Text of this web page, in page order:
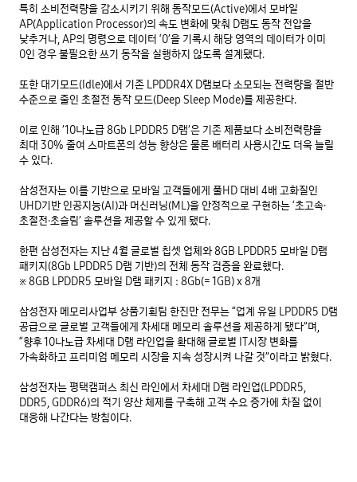
특히 소비전력량을 감소시키기 위해 동작모드(Active)에서 모바일
AP(Application Processor)의 속도 변화에 맞춰 D램도 동작 전압을
낮추거나, AP의 명령으로 데이터 ‘0’을 기록시 해당 영역의 데이터가 이미
0인 경우 불필요한 쓰기 동작을 실행하지 않도록 설계됐다.
또한 대기모드(Idle)에서 기존 LPDDR4X D램보다 소모되는 전력량을 절반
수준으로 줄인 초절전 동작 모드(Deep Sleep Mode)를 제공한다.
이로 인해 ’10나노급 8Gb LPDDR5 D램’은 기존 제품보다 소비전력량을
최대 30% 줄여 스마트폰의 성능 향상은 물론 배터리 사용시간도 더욱 늘릴
수 있다.
삼성전자는 이를 기반으로 모바일 고객들에게 풀HD 대비 4배 고화질인
UHD기반 인공지능(AI)과 머신러닝(ML)을 안정적으로 구현하는 ‘초고속·
초절전·초슬림’ 솔루션을 제공할 수 있게 됐다.
한편 삼성전자는 지난 4월 글로벌 칩셋 업체와 8GB LPDDR5 모바일 D램
※ 8GB LPDDR5 모바일 D램 패키지 : 8Gb(= 1GB) x 8개
삼성전자 메모리사업부 상품기획팀 한진만 전무는 “업계 유일 LPDDR5 D램
공급으로 글로벌 고객들에게 차세대 메모리 솔루션을 제공하게 됐다”며,
“향후 10나노급 차세대 D램 라인업을 확대해 글로벌 IT시장 변화를
가속화하고 프리미엄 메모리 시장을 지속 성장시켜 나갈 것”이라고 밝혔다.
삼성전자는 평택캠퍼스 최신 라인에서 차세대 D램 라인업(LPDDR5,
DDR5, GDDR6)의 적기 양산 체제를 구축해 고객 수요 증가에 차질 없이